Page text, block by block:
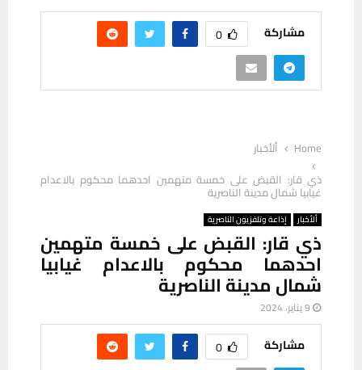
مشاركة 0
Home
ألأخبار
ذي قار: القبض على خمسة متهمين احدهما محكوم بالاعدام
غيابيا شمال مدينة الناصرية
ألأخبار إذاعة وتلفزيون الناصرية
ذي قار: القبض على خمسة متهمين
احدهما محكوم بالاعدام غيابيا
شمال مدينة الناصرية
9 يناير، 2024
مشاركة 0